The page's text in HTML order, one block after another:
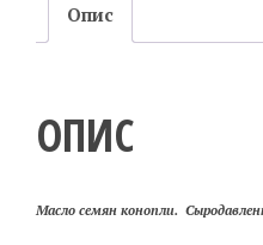
Опис
ОПИС
Масло семян конопли.